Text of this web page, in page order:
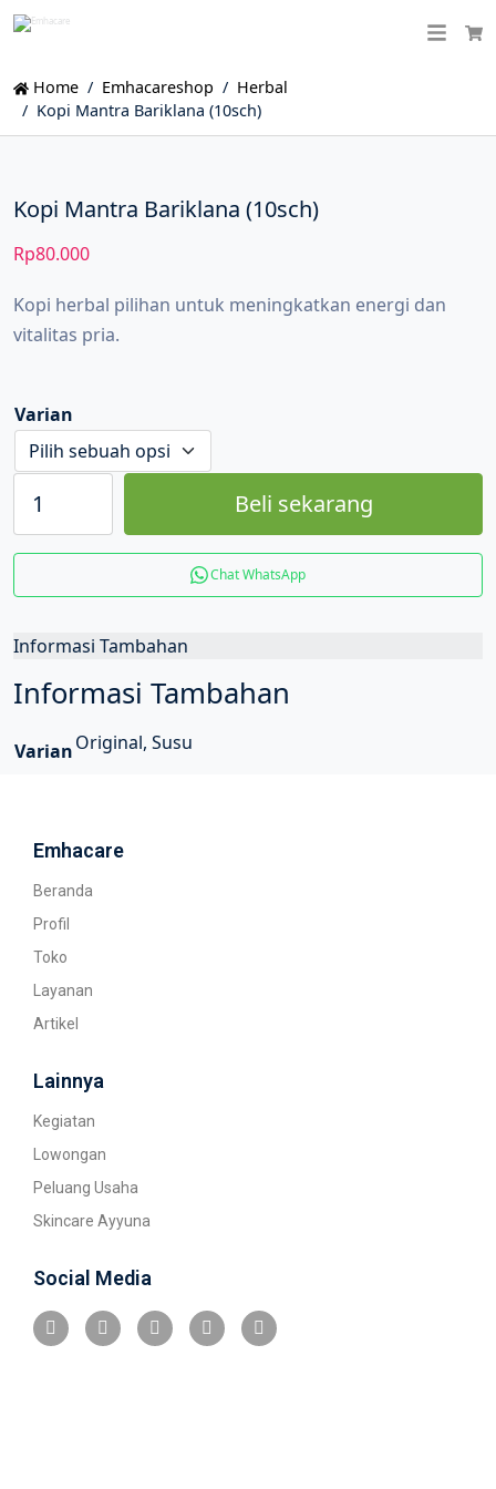
Home Emhacareshop
Herbal
Kopi Mantra Bariklana (10sch)
Kopi Mantra Bariklana (10sch)
Rp80.000
Kopi herbal pilihan untuk meningkatkan energi dan
vitalitas pria.
Varian
Beli sekarang
Chat WhatsApp
Informasi Tambahan
Informasi Tambahan
VarianOriginal, Susu
Emhacare
Beranda
Profil
Toko
Layanan
Artikel
Lainnya
Kegiatan
Lowongan
Peluang Usaha
Skincare Ayyuna
Social Media